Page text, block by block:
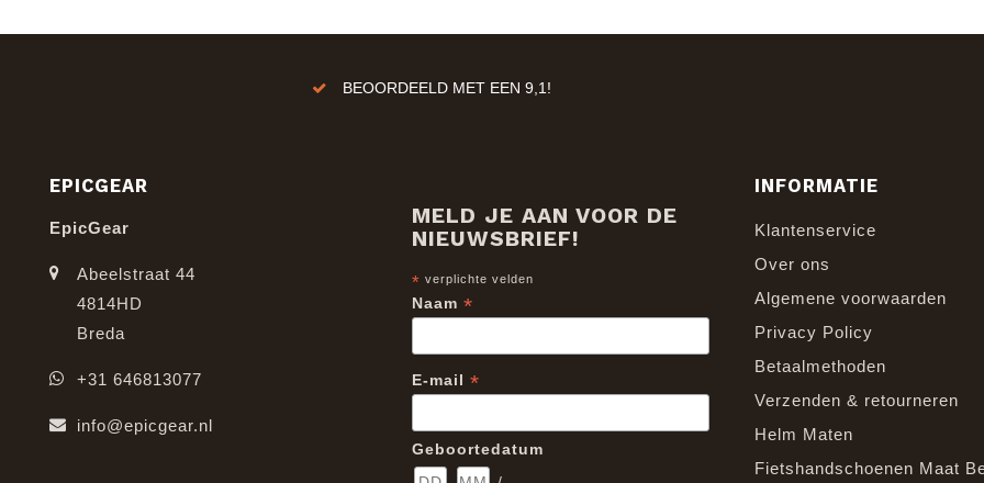
BEOORDEELD MET EEN 9,1!
EPICGEAR
EpicGear
Abeelstraat 44
4814HD
Breda
+31 646813077
info@epicgear.nl
MELD JE AAN VOOR DE
NIEUWSBRIEF!
* verplichte velden
Naam *
E-mail *
Geboortedatum
INFORMATIE
Klantenservice
Over ons
Algemene voorwaarden
Privacy Policy
Betaalmethoden
Verzenden & retourneren
Helm Maten
Fietshandschoenen Maat